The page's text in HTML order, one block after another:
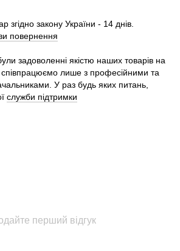
згідно закону України - 14 днів.
повернення
задоволенні якістю наших товарів на
лише з професійними та
У раз будь яких питань,
служби підтримки
перший відгук